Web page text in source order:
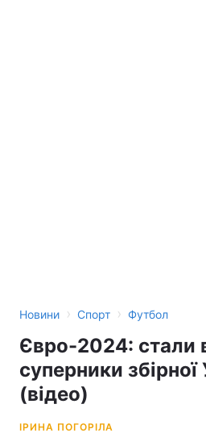
Новини › Спорт › Футбол
Євро-2024: стали
суперники збірної
(відео)
ІРИНА ПОГОРІЛА